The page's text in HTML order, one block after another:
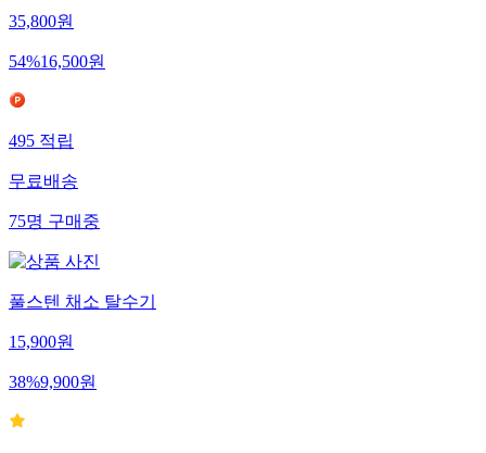
35,800원
54%16,500원
495적립
무료배송
75명구매중
풀스텐 채소 탈수기
15,900원
38%9,900원